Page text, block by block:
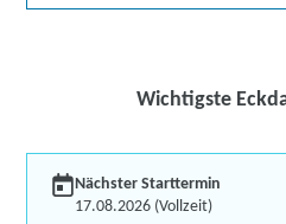
Wichtigste
Nächster Starttermin
17.08.2026 (Vollzeit)